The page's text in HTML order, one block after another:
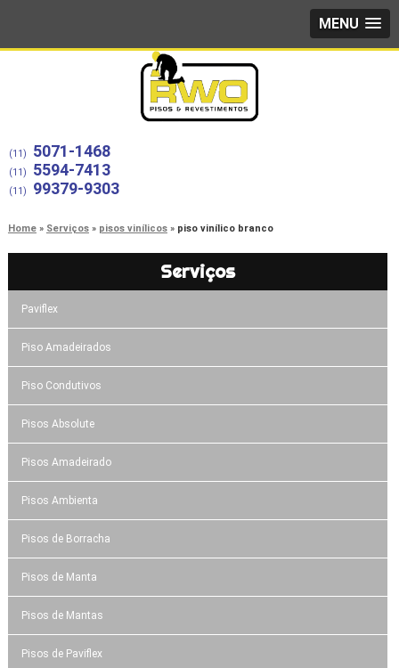
MENU
(11) 5071-1468
(11) 5594-7413
(11) 99379-9303
Home Serviços pisos vinílicos piso vinílico branco
Serviços
Paviflex
Piso Amadeirados
Piso Condutivos
Pisos Absolute
Pisos Amadeirado
Pisos Ambienta
Pisos de Borracha
Pisos de Manta
Pisos de Mantas
Pisos de Paviflex